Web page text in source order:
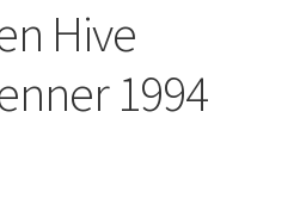
Hive
1994